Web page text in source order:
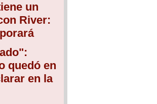
un
River:
quedó en
en la